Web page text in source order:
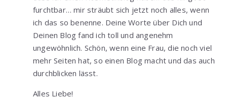
furchtbar… mir sträubt sich jetzt noch alles, wenn
ich das so benenne. Deine Worte über Dich und
Deinen Blog fand ich toll und angenehm
ungewöhnlich. Schön, wenn eine Frau, die noch viel
mehr Seiten hat, so einen Blog macht und das auch
durchblicken lässt.
Alles Liebe!